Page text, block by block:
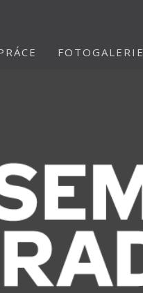
FOTOGALERIE